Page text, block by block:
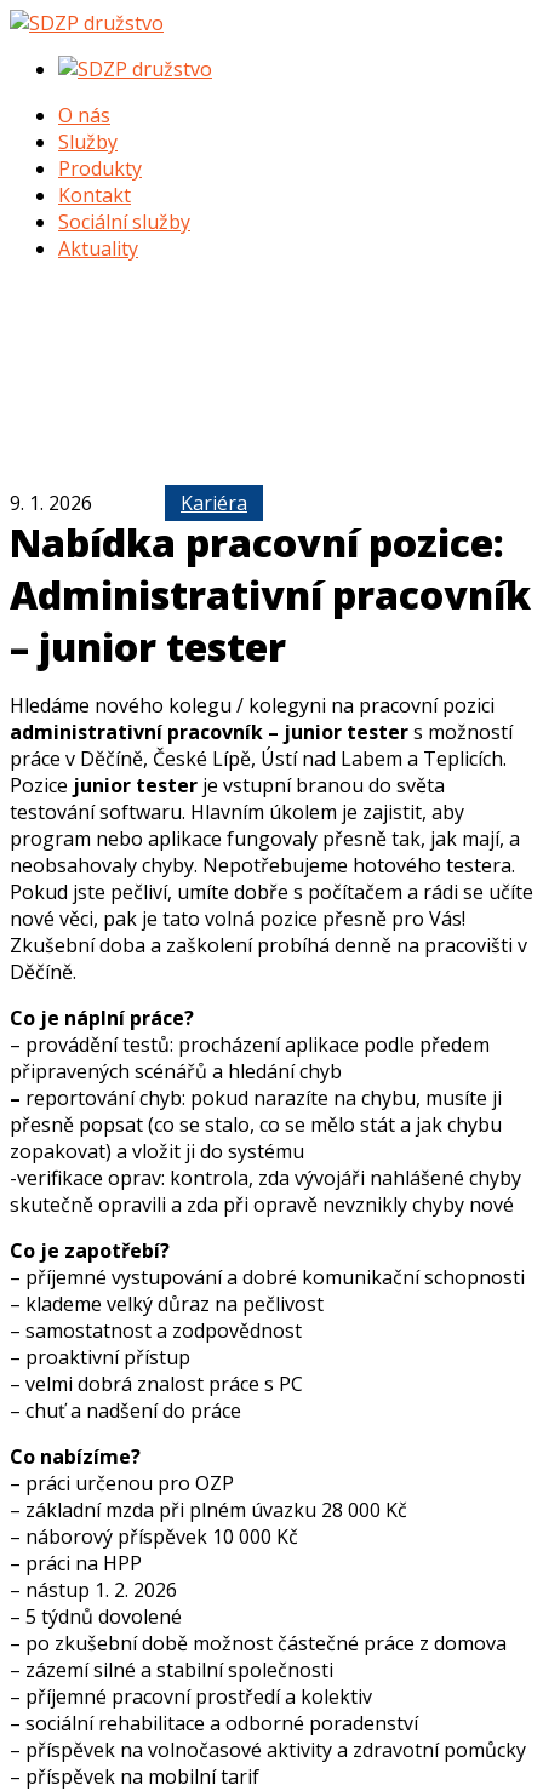
O nás
Služby
Produkty
Kontakt
Sociální služby
Aktuality
9. 1. 2026 Kariéra
Nabídka pracovní pozice:
Administrativní pracovník
– junior tester
Hledáme nového kolegu / kolegyni na pracovní pozici
administrativní pracovník – junior testers možností
práce v Děčíně, České Lípě, Ústí nad Labem a Teplicích.
Pozice junior tester je vstupní branou do světa
testování softwaru. Hlavním úkolem je zajistit, aby
program nebo aplikace fungovaly přesně tak, jak mají, a
neobsahovaly chyby. Nepotřebujeme hotového testera.
Pokud jste pečliví, umíte dobře s počítačem a rádi se učíte
nové věci, pak je tato volná pozice přesně pro Vás!
Zkušební doba a zaškolení probíhá denně na pracovišti v
Děčíně.
Co je náplní práce?
– provádění testů: procházení aplikace podle předem
připravených scénářů a hledání chyb
– reportování chyb: pokud narazíte na chybu, musíte ji
přesně popsat (co se stalo, co se mělo stát a jak chybu
zopakovat) a vložit ji do systému
-verifikace oprav: kontrola, zda vývojáři nahlášené chyby
skutečně opravili a zda při opravě nevznikly chyby nové
Co je zapotřebí?
– příjemné vystupování a dobré komunikační schopnosti
– klademe velký důraz na pečlivost
– samostatnost a zodpovědnost
– proaktivní přístup
– velmi dobrá znalost práce s PC
– chuť a nadšení do práce
Co nabízíme?
– práci určenou pro OZP
– základní mzda při plném úvazku 28 000 Kč
– náborový příspěvek 10 000 Kč
– práci na HPP
– nástup 1. 2. 2026
– 5 týdnů dovolené
– po zkušební době možnost částečné práce z domova
– zázemí silné a stabilní společnosti
– příjemné pracovní prostředí a kolektiv
– sociální rehabilitace a odborné poradenství
– příspěvek na volnočasové aktivity a zdravotní pomůcky
– příspěvek na mobilní tarif